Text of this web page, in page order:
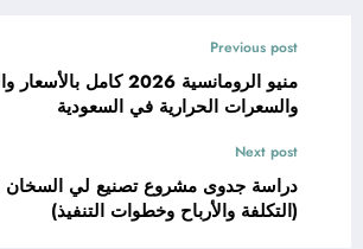
Previous post
منيو الرومانسية 2026 كامل
والسعرات الحرارية في السعودية
Next post
(التكلفة والأرباح وخطوات التنفيذ)